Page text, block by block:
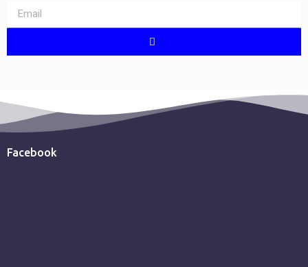
Facebook